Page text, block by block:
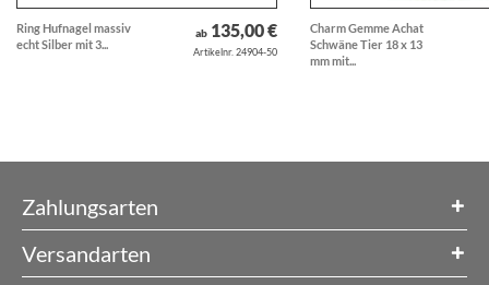
Ring Hufnagel massiv
echt Silber mit 3...
ab135,00 €
Artikelnr. 24904-50
Charm Gemme Achat
Schwäne Tier 18 x 13
mm mit...
Zahlungsarten
Versandarten